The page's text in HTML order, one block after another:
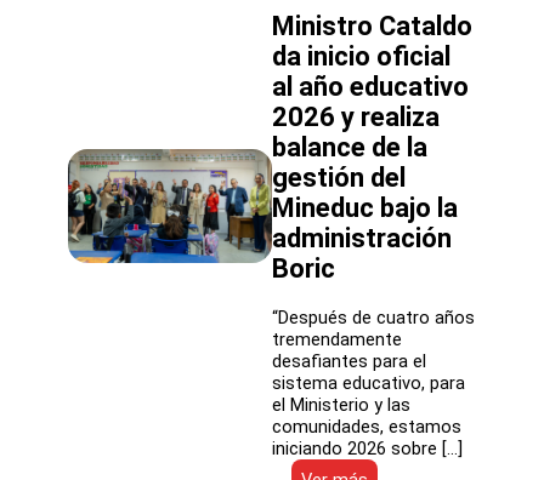
pedagógicos
Ministro Cataldo
da inicio oficial
al año educativo
2026 y realiza
balance de la
gestión del
Mineduc bajo la
administración
Boric
“Después de cuatro años
tremendamente
desafiantes para el
sistema educativo, para
el Ministerio y las
comunidades, estamos
iniciando 2026 sobre […]